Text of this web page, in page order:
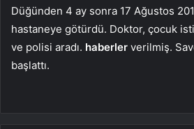
Düğünden 4 ay sonra 17 Ağustos
hastaneye götürdü. Doktor, çocuk
ve polisi aradı. haberler verilmiş.
başlattı.